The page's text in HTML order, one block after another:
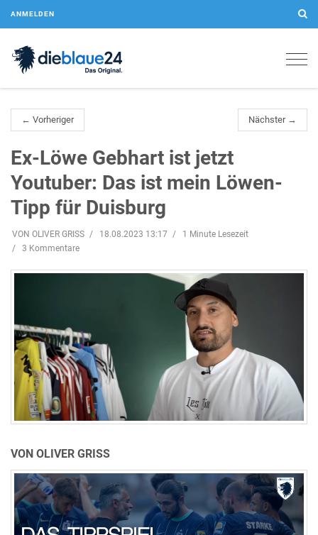
ANMELDEN
← Vorheriger Nächster →
Ex-Löwe Gebhart ist jetzt
Youtuber: Das ist mein Löwen-
Tipp für Duisburg
VON OLIVER GRISS 18.08.2023 13:17
1 Minute Lesezeit
3 Kommentare
VON OLIVER GRISS